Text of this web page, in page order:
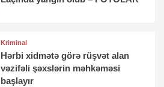
Kriminal
Hərbi xidmətə görə rüşvət alan
vəzifəli şəxslərin məhkəməsi
başlayır